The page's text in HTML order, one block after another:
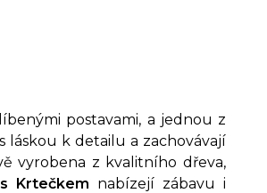
postavami, a jednou z
láskou k detailu a zachovávají
vyrobena z kvalitního dřeva,
Krtečkem nabízejí zábavu i